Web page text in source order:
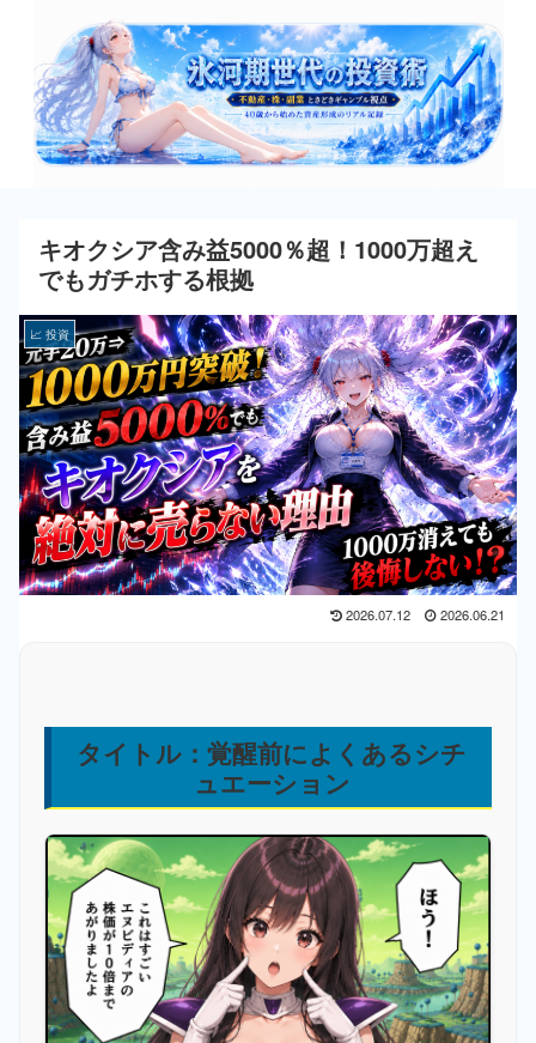
キオクシア含み益5000％超！1000万超え
でもガチホする根拠
📈 投資
2026.07.12 2026.06.21
タイトル：覚醒前によくあるシチ
ュエーション